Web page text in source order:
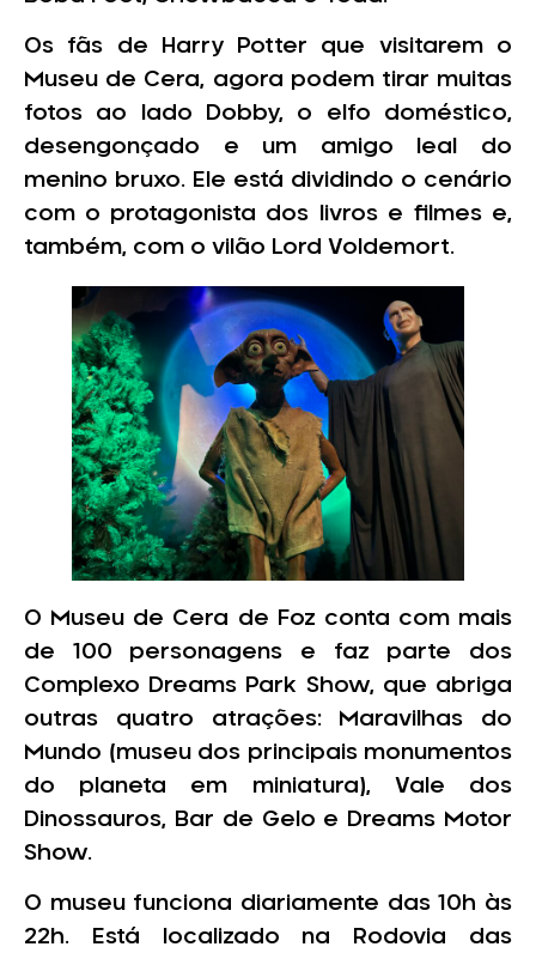
Os fãs de Harry Potter que visitarem o
Museu de Cera, agora podem tirar muitas
fotos ao lado Dobby, o elfo doméstico,
desengonçado e um amigo leal do
menino bruxo. Ele está dividindo o cenário
com o protagonista dos livros e filmes e,
também, com o vilão Lord Voldemort.
O Museu de Cera de Foz conta com mais
de 100 personagens e faz parte dos
Complexo Dreams Park Show, que abriga
outras quatro atrações: Maravilhas do
Mundo (museu dos principais monumentos
do planeta em miniatura), Vale dos
Dinossauros, Bar de Gelo e Dreams Motor
Show.
O museu funciona diariamente das 10h às
22h. Está localizado na Rodovia das